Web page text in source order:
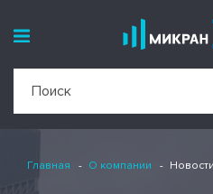
Главная О компании Новости